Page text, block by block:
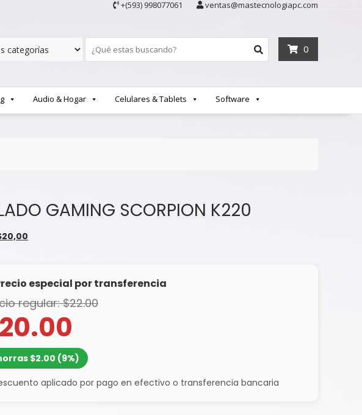
+(593) 998077061 ventas@mastecnologiapc.com
0
Audio & Hogar Celulares & Tablets Software
GAMING SCORPION K220
20,00
$20,00.
especial por transferencia
regular: $22.00
$2.00 (9%)
aplicado por pago en efectivo o transferencia bancaria